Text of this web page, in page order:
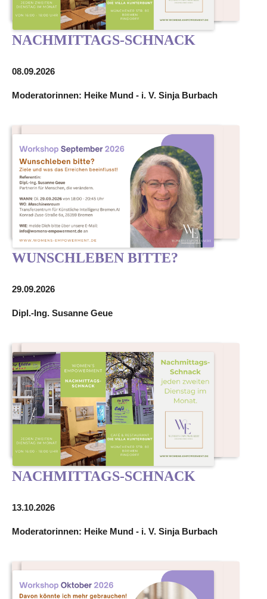
NACHMITTAGS-SCHNACK
08.09.2026
Moderatorinnen: Heike Mund - i. V. Sinja Burbach
WUNSCHLEBEN BITTE?
29.09.2026
Dipl.-Ing. Susanne Geue
NACHMITTAGS-SCHNACK
13.10.2026
Moderatorinnen: Heike Mund - i. V. Sinja Burbach